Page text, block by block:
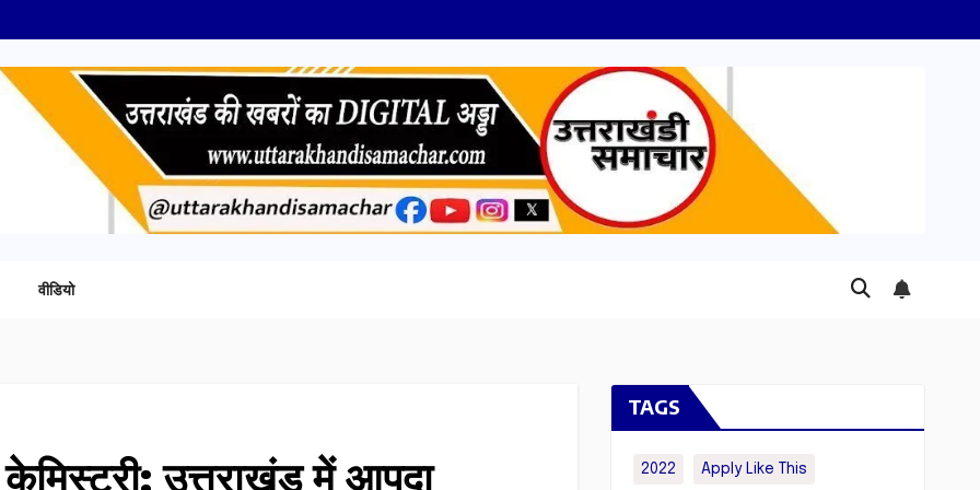
वीडियो
केमिस्ट्री: उत्तराखंड में आपदा
TAGS
2022 Apply Like This